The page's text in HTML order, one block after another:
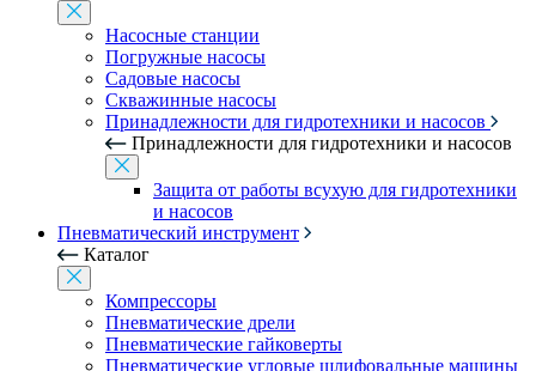
Насосные станции
Погружные насосы
Садовые насосы
Скважинные насосы
Принадлежности для гидротехники и насосов
Принадлежности для гидротехники и насосов
Защита от работы всухую для гидротехники
и насосов
Пневматический инструмент
Каталог
Компрессоры
Пневматические дрели
Пневматические гайковерты
Пневматические угловые шлифовальные машины